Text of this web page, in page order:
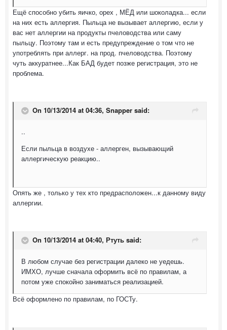
Ещё способно убить яичко, орех , МЁД или шоколадка... если
на них есть аллергия. Пыльца не вызывает аллергию, если у
вас нет аллергии на продукты пчеловодства или саму
пыльцу. Поэтому там и есть предупреждение о том что не
употреблять при аллерг. на прод. пчеловодства. Поэтому
чуть аккуратнее...Как БАД будет позже регистрация, это не
проблема.
On 10/13/2014 at 04:36, Snapper said:
..
Если пыльца в воздухе - аллерген, вызывающий
аллергическую реакцию..
Опять же , только у тех кто предрасположен...к данному виду
аллергии.
On 10/13/2014 at 04:40, Ртуть said:
В любом случае без регистрации далеко не уедешь.
ИМХО, лучше сначала оформить всё по правилам, а
потом уже спокойно заниматься реализацией.
Всё оформлено по правилам, по ГОСТу.